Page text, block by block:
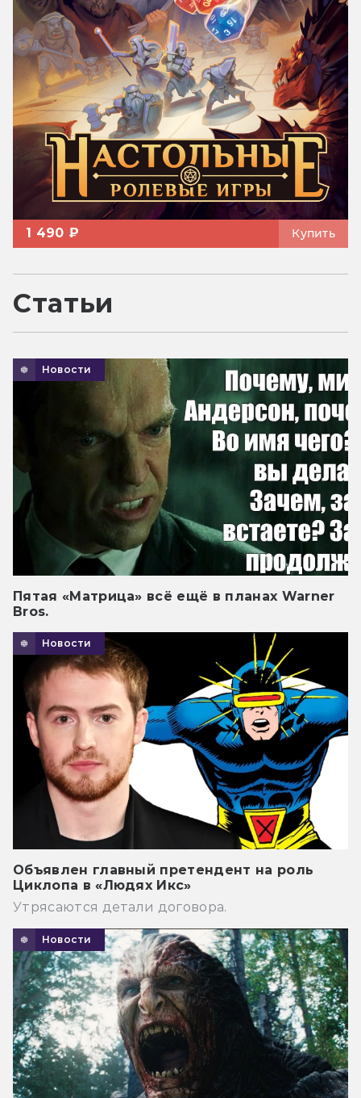
1 490 ₽ Купить
Статьи
Новости
Пятая «Матрица» всё ещё в планах Warner
Bros.
Новости
Объявлен главный претендент на роль
Циклопа в «Людях Икс»
Утрясаются детали договора.
Новости